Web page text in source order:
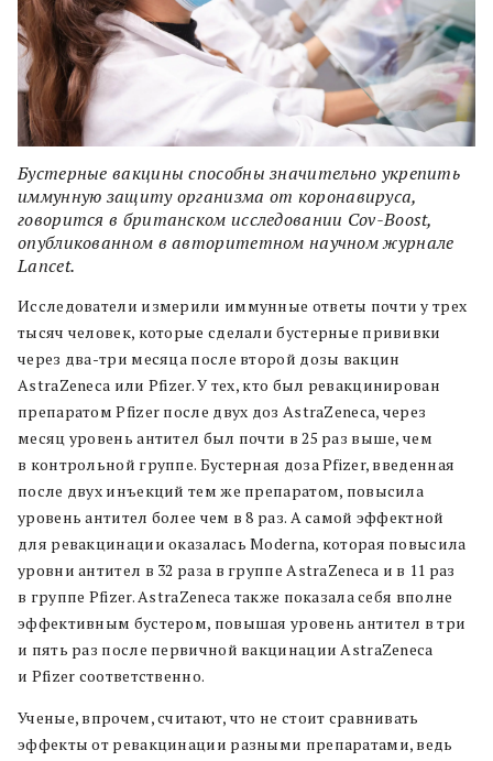
Бустерные вакцины способны значительно укрепить
иммунную защиту организма от коронавируса,
говорится в британском исследовании Cov-Boost,
опубликованном в авторитетном научном журнале
Lancet.
Исследователи измерили иммунные ответы почти у трех
тысяч человек, которые сделали бустерные прививки
через два-три месяца после второй дозы вакцин
AstraZeneca или Pfizer. У тех, кто был ревакцинирован
препаратом Pfizer после двух доз AstraZeneca, через
месяц уровень антител был почти в 25 раз выше, чем
в контрольной группе. Бустерная доза Pfizer, введенная
после двух инъекций тем же препаратом, повысила
уровень антител более чем в 8 раз. А самой эффектной
для ревакцинации оказалась Moderna, которая повысила
уровни антител в 32 раза в группе AstraZeneca и в 11 раз
в группе Pfizer. AstraZeneca также показала себя вполне
эффективным бустером, повышая уровень антител в три
и пять раз после первичной вакцинации AstraZeneca
и Pfizer соответственно.
Ученые, впрочем, считают, что не стоит сравнивать
эффекты от ревакцинации разными препаратами, ведь